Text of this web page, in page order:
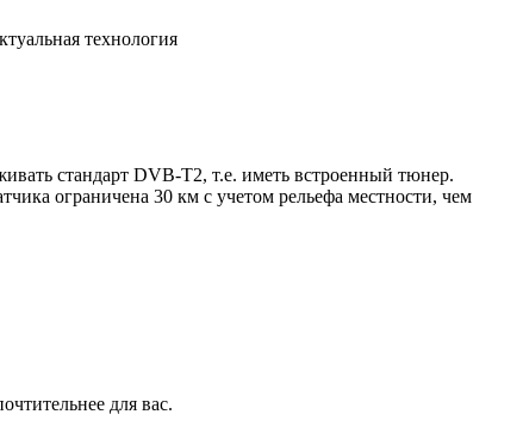
технология
стандарт DVB-T2, т.е. иметь встроенный тюнер.
ограничена 30 км с учетом рельефа местности, чем
для вас.